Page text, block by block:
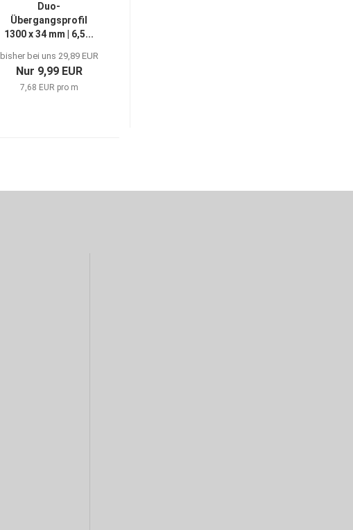
Duo-
Übergangsprofil
1300 x 34 mm | 6,5...
bisher bei uns 29,89 EUR
Nur 9,99 EUR
7,68 EUR pro m